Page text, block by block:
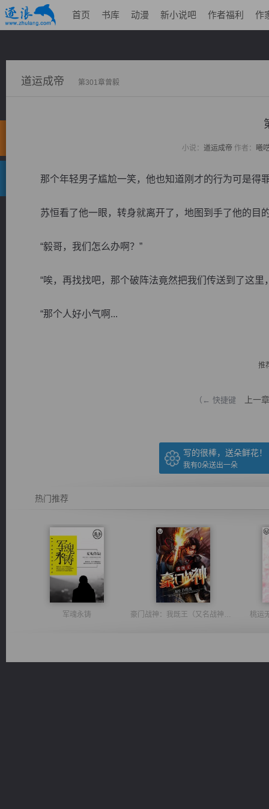
首页 书库 动漫 新小说吧 作者福利 作
道运成帝 第301章曾毅
小说： 道运成帝 作者： 曦
那个年轻男子尴尬一笑，他也知道刚才的行为可是得
苏恒看了他一眼，转身就离开了，地图到手了他的目
“毅哥，我们怎么办啊？”
“唉，再找找吧，那个破阵法竟然把我们传送到了这里
“那个人好小气啊...
推
（← 快捷键 上一章
写的很棒，送朵鲜花！
我有0朵送出一朵
热门推荐
军魂永铸 豪门战神：我既王（又名战神归来不败神婿修罗战神） 桃运